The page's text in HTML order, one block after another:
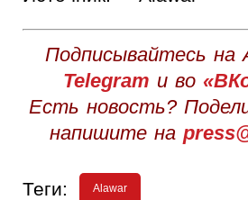
Подписывайтесь на
Telegram и во
Есть новость?
напишите на
Теги: Alawar